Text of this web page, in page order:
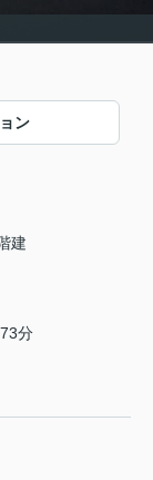
ン
建
分